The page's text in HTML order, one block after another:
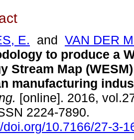
E. and VAN DER
to produce a
Stream Map
manufacturing
[online]. 2016,
2224-7890.
doi.org/10.7166/27-3-